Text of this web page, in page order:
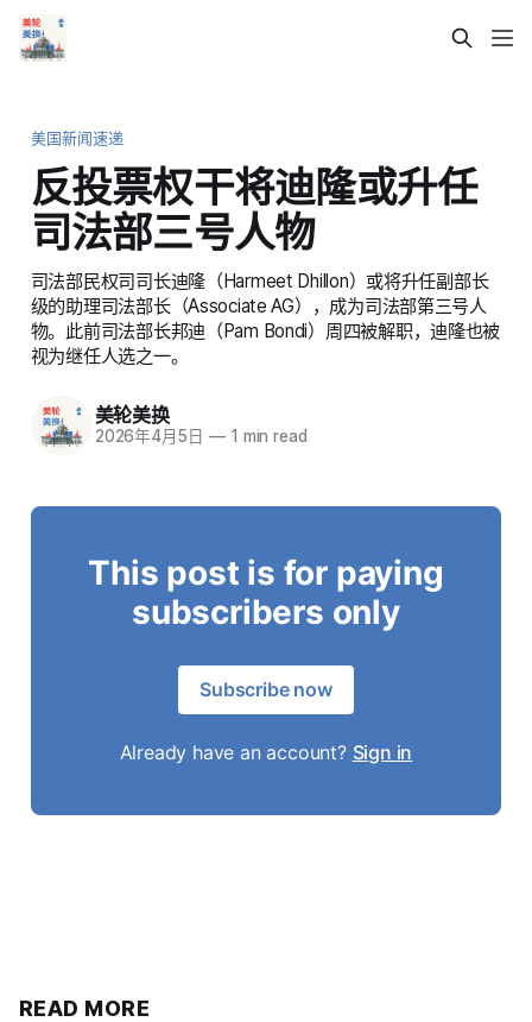
美国新闻速递
反投票权干将迪隆或升任
司法部三号人物
司法部民权司司长迪隆（Harmeet Dhillon）或将升任副部长
级的助理司法部长（Associate AG），成为司法部第三号人
物。此前司法部长邦迪（Pam Bondi）周四被解职，迪隆也被
视为继任人选之一。
美轮美换
2026年4月5日 —1 min read
This post is for paying
subscribers only
Subscribe now
Already have an account? Sign in
READ MORE